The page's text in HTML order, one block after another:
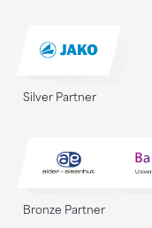
Silver Partner
Bronze Partner